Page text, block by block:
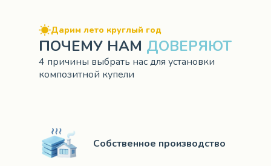
Дарим лето круглый год
ПОЧЕМУ НАМ ДОВЕРЯЮТ
4 причины выбрать нас для установки
композитной купели
Собственное производство